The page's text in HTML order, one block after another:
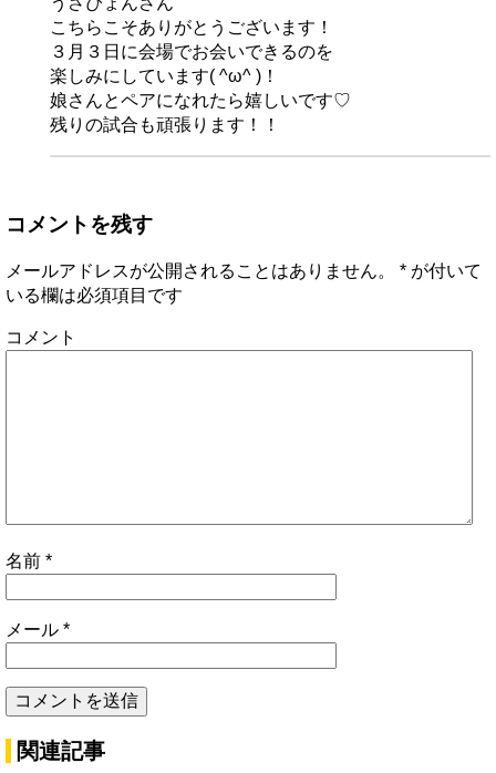
こちらこそありがとうございます！
３月３日に会場でお会いできるのを
楽しみにしています( ^ω^ )！
娘さんとペアになれたら嬉しいです♡
残りの試合も頑張ります！！
コメントを残す
メールアドレスが公開されることはありません。 * が付いて
いる欄は必須項目です
コメント
名前 *
メール *
関連記事